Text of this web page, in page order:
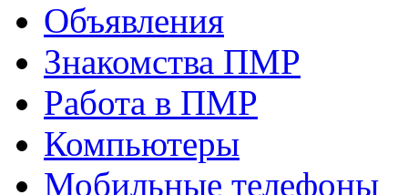
Объявления
Знакомства ПМР
Работа в ПМР
Компьютеры
Мобильные телефоны